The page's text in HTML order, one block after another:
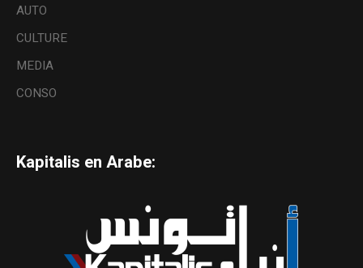
AUTO
CULTURE
MEDIA
CONSO
Kapitalis en Arabe: